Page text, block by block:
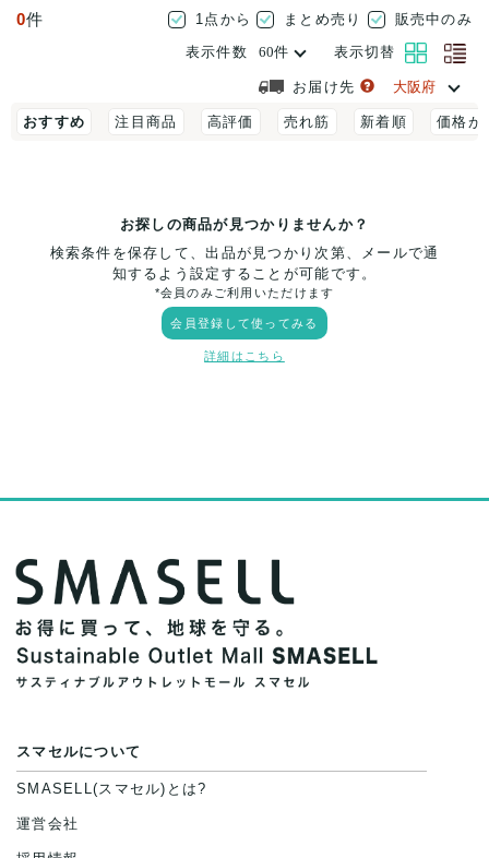
0件 1点から まとめ売り
販売中のみ
表示件数
表示切替
お届け先
おすすめ 注目商品 高評価 売れ筋 新着順 価格が
お探しの商品が見つかりませんか？
検索条件を保存して、出品が見つかり次第、メールで通
知するよう設定することが可能です。
*会員のみご利用いただけます
会員登録して使ってみる
詳細はこちら
スマセルについて
SMASELL(スマセル)とは?
運営会社